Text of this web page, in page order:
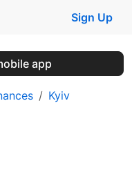
Sign Up
app
Kyiv